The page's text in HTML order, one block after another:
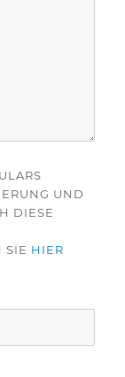
UND
DIESE
SIE HIER